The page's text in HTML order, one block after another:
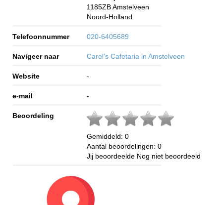
1185ZBAmstelveen
Noord-Holland
Telefoonnummer 020-6405689
Navigeer naar Carel's Cafetaria in Amstelveen
Website -
e-mail -
Beoordeling
Gemiddeld: 0
Aantal beoordelingen: 0
Jij beoordeelde Nog niet beoordeeld